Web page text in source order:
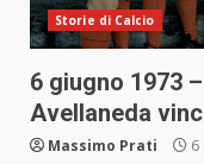
Storie di Calcio
6 giugno 1973
Avellaneda
Massimo Prati 6